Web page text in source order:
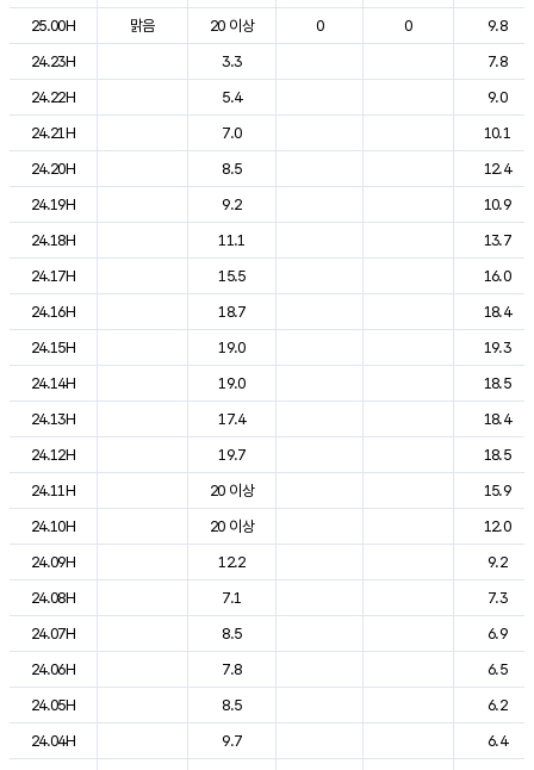
25.00H
맑음 20 이상 0 0
9.8
24.23H
3.3
7.8
24.22H
5.4
9.0
24.21H
7.0
10.1
24.20H
8.5
12.4
24.19H
9.2
10.9
24.18H
11.1
13.7
24.17H
15.5
16.0
24.16H
18.7
18.4
24.15H
19.0
19.3
24.14H
19.0
18.5
24.13H
17.4
18.4
24.12H
19.7
18.5
24.11H
20 이상
15.9
24.10H
20 이상
12.0
24.09H
12.2
9.2
24.08H
7.1
7.3
24.07H
8.5
6.9
24.06H
7.8
6.5
24.05H
8.5
6.2
24.04H
9.7
6.4